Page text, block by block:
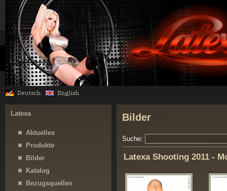
Latexa
Aktuelles
Produkte
Bilder
Katalog
Bezugsquellen
Bilder
Suche:
Latexa Shooting 2011 -